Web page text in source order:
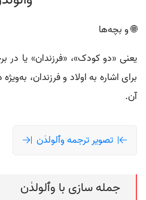
🌐 و بچه‌ها
یعنی «دو کودک»، «فرزندان» یا در
برای اشاره به اولاد و فرزندان،
آن.
تصویر ترجمه وٱلولدٰن
جمله سازی با وٱلولدٰن